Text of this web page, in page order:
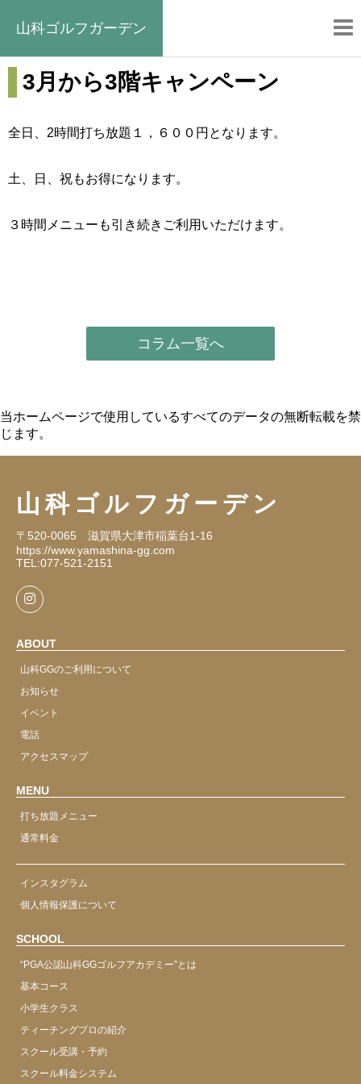
山科ゴルフガーデン
3月から3階キャンペーン
全日、2時間打ち放題１，６００円となります。
土、日、祝もお得になります。
３時間メニューも引き続きご利用いただけます。
コラム一覧へ
当ホームページで使用しているすべてのデータの無断転載を禁
じます。
山科ゴルフガーデン
〒520-0065 滋賀県大津市稲葉台1-16
https://www.yamashina-gg.com
TEL:077-521-2151
Instagram
ABOUT
山科GGのご利用について
お知らせ
イベント
電話
アクセスマップ
MENU
打ち放題メニュー
通常料金
インスタグラム
個人情報保護について
SCHOOL
“PGA公認山科GGゴルフアカデミー”とは
基本コース
小学生クラス
ティーチングプロの紹介
スクール受講・予約
スクール料金システム